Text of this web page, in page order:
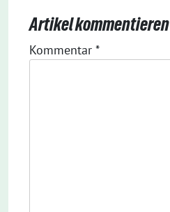
Artikel kommentieren
Kommentar *